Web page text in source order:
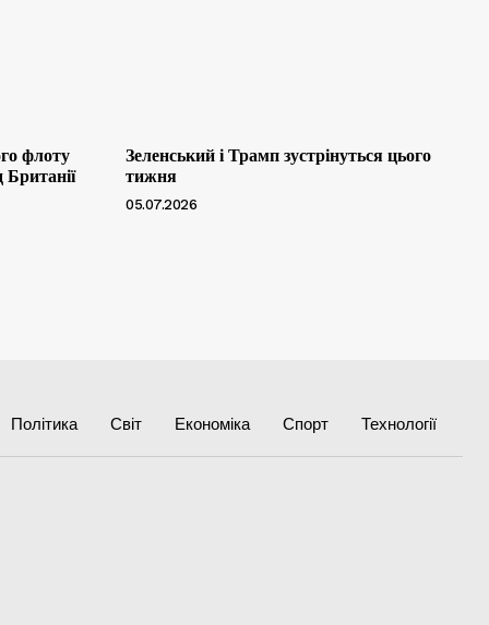
флоту
Зеленський і Трамп зустрінуться цього
тижня
05.07.2026
Політика Світ Економіка Спорт Технології